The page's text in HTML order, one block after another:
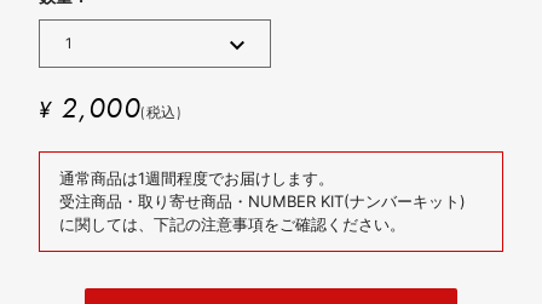
¥ 2,000(税込)
通常商品は1週間程度でお届けします。
受注商品・取り寄せ商品・NUMBER KIT(ナンバーキット)
に関しては、下記の注意事項をご確認ください。